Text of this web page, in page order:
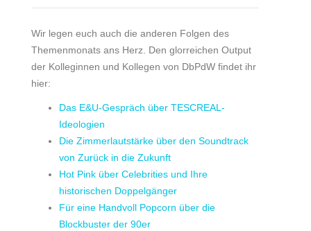
Wir legen euch auch die anderen Folgen des
Themenmonats ans Herz. Den glorreichen Output
der Kolleginnen und Kollegen von DbPdW findet ihr
hier:
Das E&U-Gespräch über TESCREAL-
Ideologien
Die Zimmerlautstärke über den Soundtrack
von Zurück in die Zukunft
Hot Pink über Celebrities und Ihre
historischen Doppelgänger
Für eine Handvoll Popcorn über die
Blockbuster der 90er